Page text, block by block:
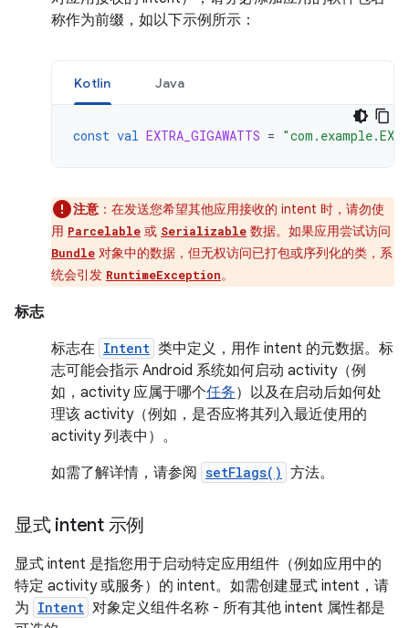
称作为前缀，如以下示例所示：
Kotlin Java
const val EXTRA_GIGAWATTS =
注意 ：在发送您希望其他应用接收的 intent 时，请勿使
用 Parcelable 或 Serializable 数据。如果应用尝试访问
Bundle 对象中的数据，但无权访问已打包或序列化的类，系
统会引发 RuntimeException。
标志
标志在 Intent 类中定义，用作 intent 的元数据。标
志可能会指示 Android 系统如何启动 activity（例
如，activity 应属于哪个任务）以及在启动后如何处
理该 activity（例如，是否应将其列入最近使用的
activity 列表中）。
如需了解详情，请参阅 setFlags() 方法。
显式 intent 示例
显式 intent 是指您用于启动特定应用组件（例如应用中的
特定 activity 或服务）的 intent。如需创建显式 intent，请
为 Intent 对象定义组件名称 - 所有其他 intent 属性都是